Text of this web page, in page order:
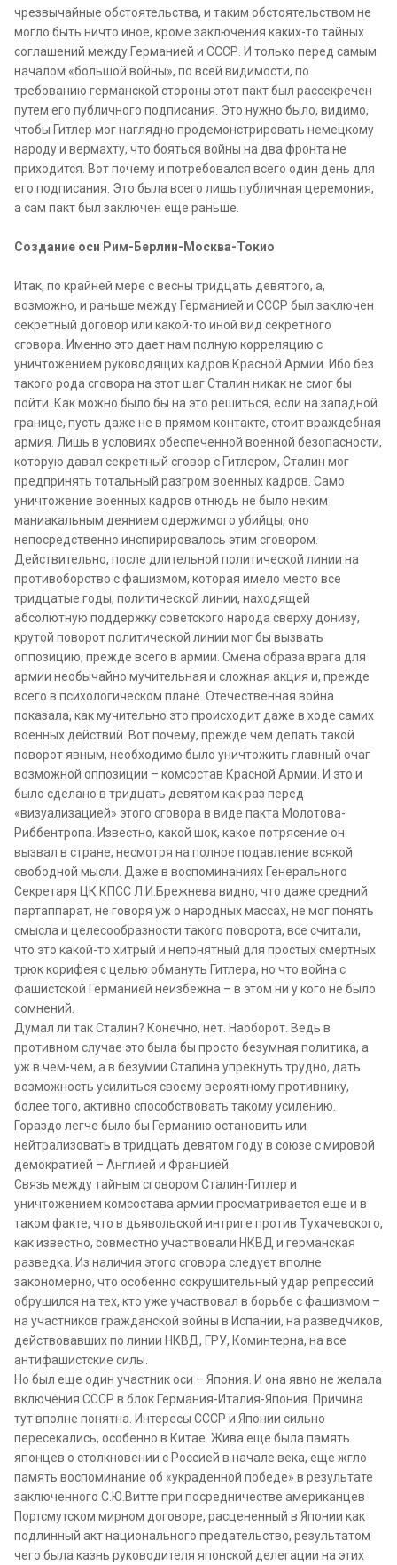
чрезвычайные обстоятельства, и таким обстоятельством не
могло быть ничто иное, кроме заключения каких-то тайных
соглашений между Германией и СССР. И только перед самым
началом «большой войны», по всей видимости, по
требованию германской стороны этот пакт был рассекречен
путем его публичного подписания. Это нужно было, видимо,
чтобы Гитлер мог наглядно продемонстрировать немецкому
народу и вермахту, что бояться войны на два фронта не
приходится. Вот почему и потребовался всего один день для
его подписания. Это была всего лишь публичная церемония,
а сам пакт был заключен еще раньше.
Создание оси Рим-Берлин-Москва-Токио
Итак, по крайней мере с весны тридцать девятого, а,
возможно, и раньше между Германией и СССР был заключен
секретный договор или какой-то иной вид секретного
сговора. Именно это дает нам полную корреляцию с
уничтожением руководящих кадров Красной Армии. Ибо без
такого рода сговора на этот шаг Сталин никак не смог бы
пойти. Как можно было бы на это решиться, если на западной
границе, пусть даже не в прямом контакте, стоит враждебная
армия. Лишь в условиях обеспеченной военной безопасности,
которую давал секретный сговор с Гитлером, Сталин мог
предпринять тотальный разгром военных кадров. Само
уничтожение военных кадров отнюдь не было неким
маниакальным деянием одержимого убийцы, оно
непосредственно инспирировалось этим сговором.
Действительно, после длительной политической линии на
противоборство с фашизмом, которая имело место все
тридцатые годы, политической линии, находящей
абсолютную поддержку советского народа сверху донизу,
крутой поворот политической линии мог бы вызвать
оппозицию, прежде всего в армии. Смена образа врага для
армии необычайно мучительная и сложная акция и, прежде
всего в психологическом плане. Отечественная война
показала, как мучительно это происходит даже в ходе самих
военных действий. Вот почему, прежде чем делать такой
поворот явным, необходимо было уничтожить главный очаг
возможной оппозиции – комсостав Красной Армии. И это и
было сделано в тридцать девятом как раз перед
«визуализацией» этого сговора в виде пакта Молотова-
Риббентропа. Известно, какой шок, какое потрясение он
вызвал в стране, несмотря на полное подавление всякой
свободной мысли. Даже в воспоминаниях Генерального
Секретаря ЦК КПСС Л.И.Брежнева видно, что даже средний
партаппарат, не говоря уж о народных массах, не мог понять
смысла и целесообразности такого поворота, все считали,
что это какой-то хитрый и непонятный для простых смертных
трюк корифея с целью обмануть Гитлера, но что война с
фашистской Германией неизбежна – в этом ни у кого не было
сомнений.
Думал ли так Сталин? Конечно, нет. Наоборот. Ведь в
противном случае это была бы просто безумная политика, а
уж в чем-чем, а в безумии Сталина упрекнуть трудно, дать
возможность усилиться своему вероятному противнику,
более того, активно способствовать такому усилению.
Гораздо легче было бы Германию остановить или
нейтрализовать в тридцать девятом году в союзе с мировой
демократией – Англией и Францией.
Связь между тайным сговором Сталин-Гитлер и
уничтожением комсостава армии просматривается еще и в
таком факте, что в дьявольской интриге против Тухачевского,
как известно, совместно участвовали НКВД и германская
разведка. Из наличия этого сговора следует вполне
закономерно, что особенно сокрушительный удар репрессий
обрушился на тех, кто уже участвовал в борьбе с фашизмом –
на участников гражданской войны в Испании, на разведчиков,
действовавших по линии НКВД, ГРУ, Коминтерна, на все
антифашистские силы.
Но был еще один участник оси – Япония. И она явно не желала
включения СССР в блок Германия-Италия-Япония. Причина
тут вполне понятна. Интересы СССР и Японии сильно
пересекались, особенно в Китае. Жива еще была память
японцев о столкновении с Россией в начале века, еще жгло
память воспоминание об «украденной победе» в результате
заключенного С.Ю.Витте при посредничестве американцев
Портсмутском мирном договоре, расцененный в Японии как
подлинный акт национального предательство, результатом
чего была казнь руководителя японской делегации на этих